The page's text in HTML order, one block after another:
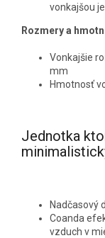
vonkajšou
Rozmery a
Vonkajšie
mm
Hmotnosť
Jednotka
Nadčasový
Coanda
vzduch v